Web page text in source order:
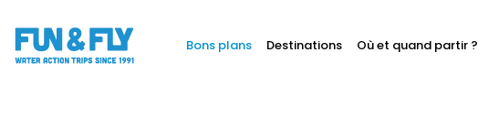
Bons plans Destinations Où et quand partir ?